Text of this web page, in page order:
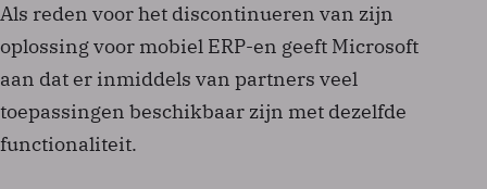
Als reden voor het discontinueren van zijn
oplossing voor mobiel ERP-en geeft Microsoft
aan dat er inmiddels van partners veel
toepassingen beschikbaar zijn met dezelfde
functionaliteit.